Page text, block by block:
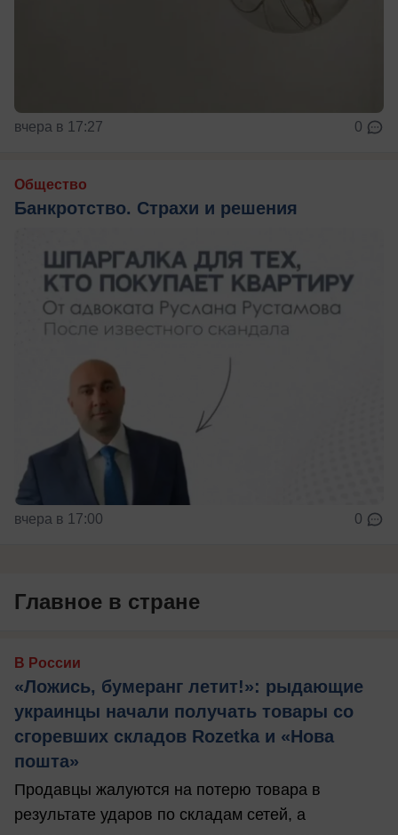
вчера в 17:27 0
Общество
Банкротство. Страхи и решения
вчера в 17:00 0
Главное в стране
В России
«Ложись, бумеранг летит!»: рыдающие
украинцы начали получать товары со
сгоревших складов Rozetka и «Нова
пошта»
Продавцы жалуются на потерю товара в
результате ударов по складам сетей, а